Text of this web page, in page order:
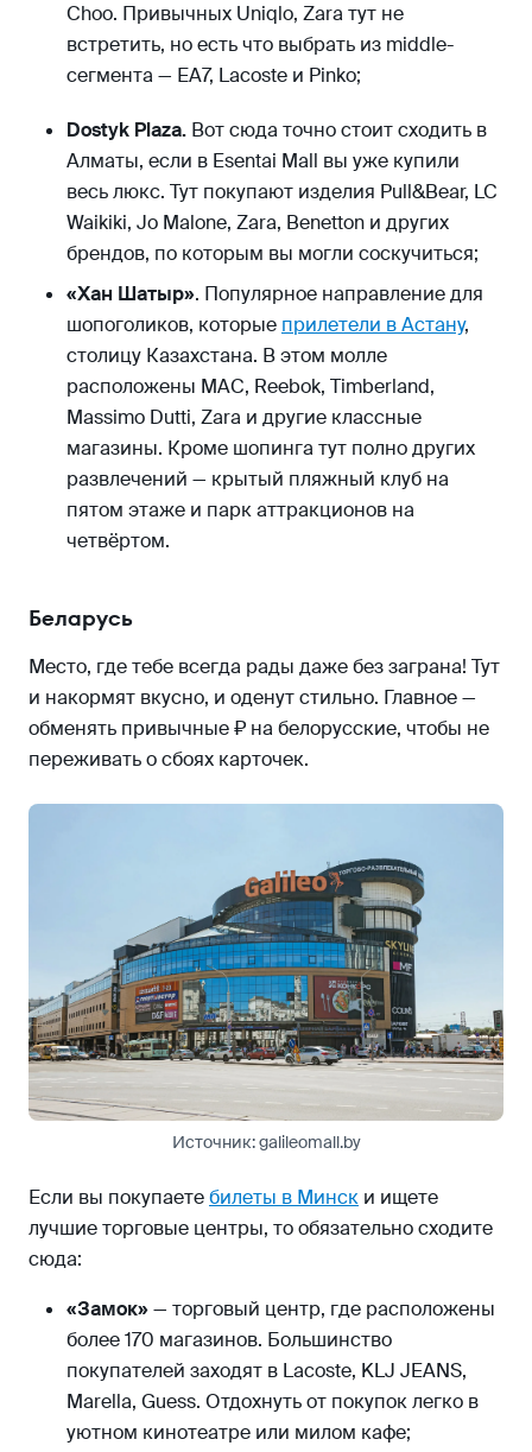
Choo. Привычных Uniqlo, Zara тут не
встретить, но есть что выбрать из middle-
сегмента — ЕА7, Lacoste и Pinko;
Dostyk Plaza. Вот сюда точно стоит сходить в
Алматы, если в Esentai Mall вы уже купили
весь люкс. Тут покупают изделия Pull&Bear, LC
Waikiki, Jo Malone, Zara, Benetton и других
брендов, по которым вы могли соскучиться;
«Хан Шатыр». Популярное направление для
шопоголиков, которые прилетели в Астану,
столицу Казахстана. В этом молле
расположены MAC, Reebok, Timberland,
Massimo Dutti, Zara и другие классные
магазины. Кроме шопинга тут полно других
развлечений — крытый пляжный клуб на
пятом этаже и парк аттракционов на
четвёртом.
Беларусь
Место, где тебе всегда рады даже без заграна! Тут
и накормят вкусно, и оденут стильно. Главное —
обменять привычные ₽ на белорусские, чтобы не
переживать о сбоях карточек.
Источник: galileomall.by
Если вы покупаетебилеты в Минск и ищете
лучшие торговые центры, то обязательно сходите
сюда:
«Замок»— торговый центр, где расположены
более 170 магазинов. Большинство
покупателей заходят в Lacoste, KLJ JEANS,
Marella, Guess. Отдохнуть от покупок легко в
уютном кинотеатре или милом кафе;